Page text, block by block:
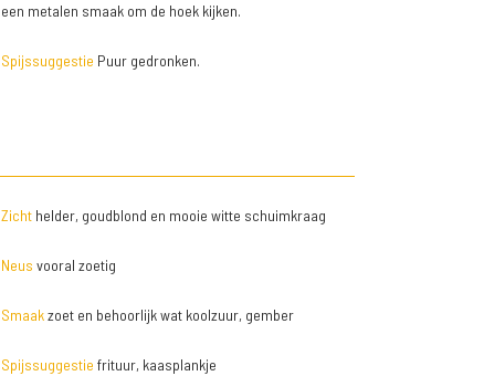
een metalen smaak om de hoek kijken.
Spijssuggestie Puur gedronken.
Zichthelder, goudblond en mooie witte schuimkraag
Neus vooral zoetig
Smaakzoet en behoorlijk wat koolzuur, gember
Spijssuggestie frituur, kaasplankje